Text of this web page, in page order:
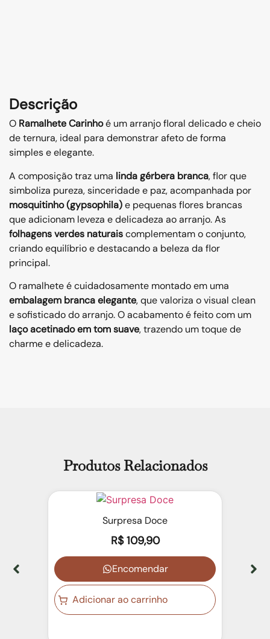
Descrição
O Ramalhete Carinhoé um arranjo floral delicado e cheio
de ternura, ideal para demonstrar afeto de forma
simples e elegante.
A composição traz uma linda gérbera branca, flor que
simboliza pureza, sinceridade e paz, acompanhada por
mosquitinho (gypsophila)e pequenas flores brancas
que adicionam leveza e delicadeza ao arranjo. As
folhagens verdes naturaiscomplementam o conjunto,
criando equilíbrio e destacando a beleza da flor
principal.
O ramalhete é cuidadosamente montado em uma
embalagem branca elegante, que valoriza o visual clean
e sofisticado do arranjo. O acabamento é feito com um
laço acetinado em tom suave, trazendo um toque de
charme e delicadeza.
Produtos Relacionados
Surpresa Doce
R$109,90
Encomendar
Adicionar ao carrinho